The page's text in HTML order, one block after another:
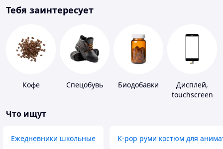
Тебя заинтересует
Кофе Спецобувь Биодобавки
Дисплей,
touchscreen
Что ищут
Ежедневники школьные K-pop руми костюм для